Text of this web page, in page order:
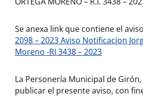
Se anexa link que contiene el
2098 – 2023 Aviso Notificacion
Moreno -RI 3438 – 2023
La Personería Municipal de
publicar el presente aviso, con